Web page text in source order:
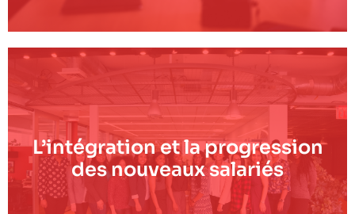
L’intégration et la progression
des nouveaux salariés